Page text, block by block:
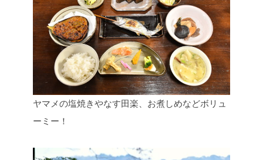
ヤマメの塩焼きやなす田楽、お煮しめなどボリュ
ーミー！